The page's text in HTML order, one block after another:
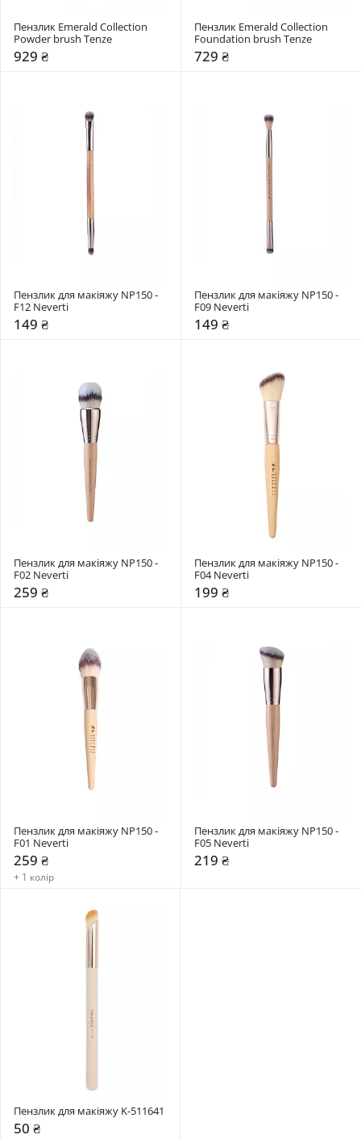
Пензлик Emerald Collection
Powder brush Tenze
929 ₴
Пензлик Emerald Collection
Foundation brush Tenze
729 ₴
Пензлик для макіяжу NP150 -
F12 Neverti
149 ₴
Пензлик для макіяжу NP150 -
F09 Neverti
149 ₴
Пензлик для макіяжу NP150 -
F02 Neverti
259 ₴
Пензлик для макіяжу NP150 -
F04 Neverti
199 ₴
Пензлик для макіяжу NP150 -
F01 Neverti
259 ₴
+ 1 колір
Пензлик для макіяжу NP150 -
F05 Neverti
219 ₴
Пензлик для макіяжу K-511641
50 ₴